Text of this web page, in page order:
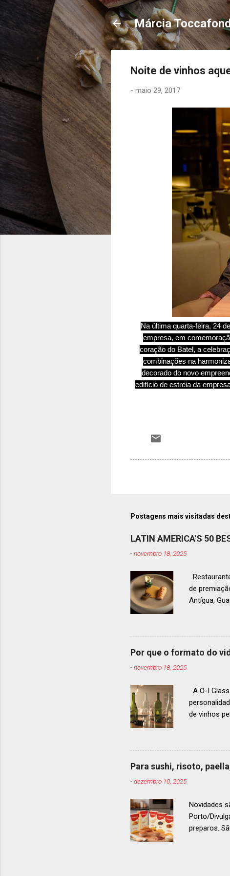
Márcia
Noite de vinhos
- maio 29, 2017
Na última quarta-feira, 24
empresa, em
coração do Batel, a
combinações na
decorado do novo
edifício de estreia da
Postagens mais visitadas
LATIN AMERICA'S 50
-novembro 18, 2025
de
Antígua,
um
Por que o formato do
-novembro 18, 2025
A O-I
de vinhos
até 2029,
contínua
parceira
para cada
Para sushi, risoto,
-dezembro 10, 2025
Novidades
Porto/
preparos.
. Os